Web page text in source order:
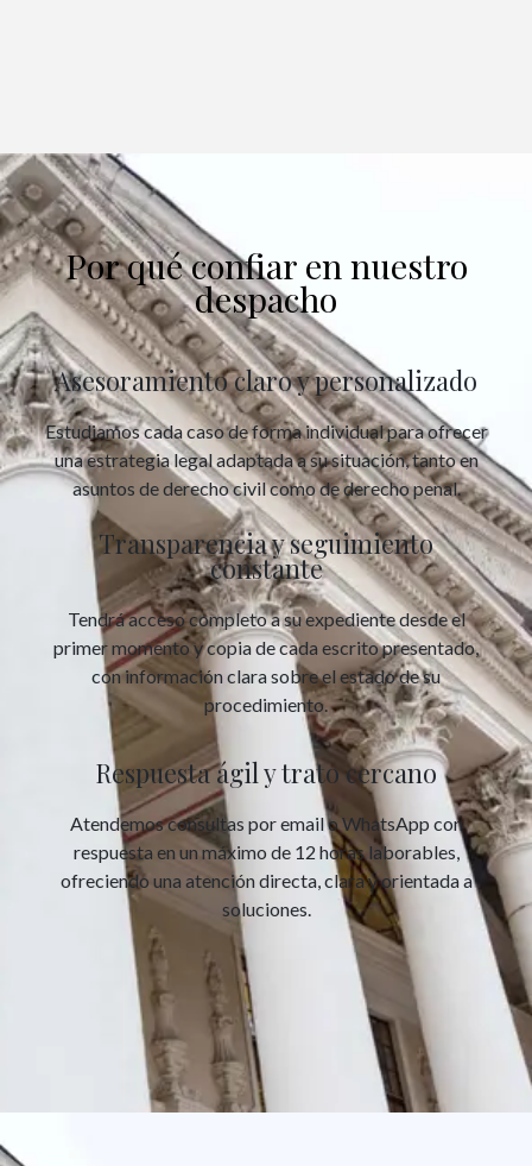
Por qué confiar en nuestro
despacho
Asesoramiento claro y personalizado
Estudiamos cada caso de forma individual para ofrecer
una estrategia legal adaptada a su situación, tanto en
asuntos de derecho civil como de derecho penal.
Transparencia y seguimiento
constante
Tendrá acceso completo a su expediente desde el
primer momento y copia de cada escrito presentado,
con información clara sobre el estado de su
procedimiento.
Respuesta ágil y trato cercano
Atendemos consultas por email o WhatsApp con
respuesta en un máximo de 12 horas laborables,
ofreciendo una atención directa, clara y orientada a
soluciones.